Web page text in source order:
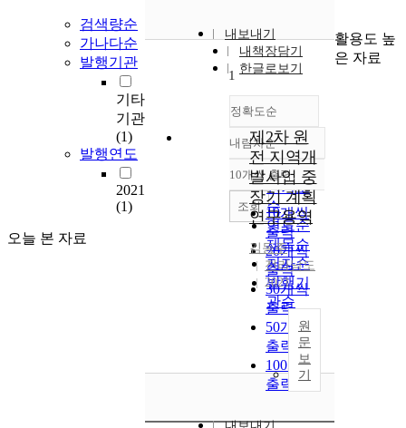
검색량순
가나다순
발행기관
기타
기관
(1)
발행연도
2021
(1)
오늘 본 자료
내보내기
내책장담기
한글로보기
정확도순
정확도
순
인기도
순
연도순
제목순
저자순
발행기
관순
내림차순
내림차순
10개씩 출력
10개씩
출력
20개씩
출력
30개씩
출력
50개씩
출력
100개씩
출력
조회
1
제2차 원
전 지역개
발사업 중
장기 계획
연구용역
김동주
전라남도
2021
원
문
보
기
활용도 높
은 자료